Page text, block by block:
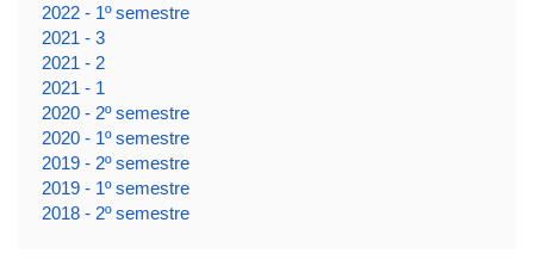
2022 - 1º semestre
2021 - 3
2021 - 2
2021 - 1
2020 - 2º semestre
2020 - 1º semestre
2019 - 2º semestre
2019 - 1º semestre
2018 - 2º semestre